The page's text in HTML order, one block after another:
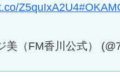
Z5quIxA2U4
美（FM香川公式）